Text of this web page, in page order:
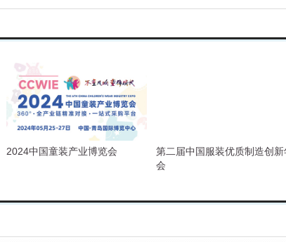
2024中国童装产业博览会
第二届中国服装优质制造创新
会